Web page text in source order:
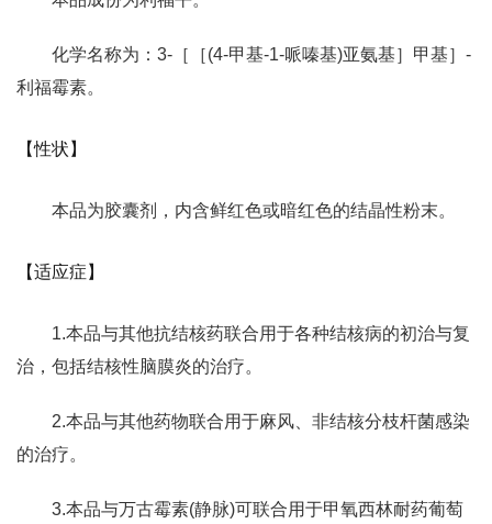
化学名称为：3-［［(4-甲基-1-哌嗪基)亚氨基］甲基］-
利福霉素。
【性状】
本品为胶囊剂，内含鲜红色或暗红色的结晶性粉末。
【适应症】
1.本品与其他抗结核药联合用于各种结核病的初治与复
治，包括结核性脑膜炎的治疗。
2.本品与其他药物联合用于麻风、非结核分枝杆菌感染
的治疗。
3.本品与万古霉素(静脉)可联合用于甲氧西林耐药葡萄